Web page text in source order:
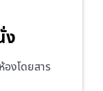
ง
งโดยสาร